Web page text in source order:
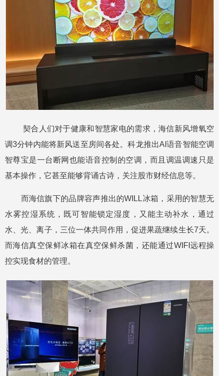
契合人们对于健康和智慧家电的需求，海信新风增氧空
调3分钟内能将新风送至房间各处。科龙推出AI语音智能空调
智尊宝是一台断网也能语音控制的空调，而且调温调速只是
基本操作，它甚至能够背诵古诗，关注股市财经信息等。
而海信旗下的品牌容声推出的WILL冰箱，采用的智慧无
水雾控湿系统，既可智能锁定湿度，又能主动补水，通过
水、光、离子，三位一体共同作用，促进果蔬继续生长7天。
而海信真空保鲜冰箱在真空保鲜杀菌，还能通过WIFI远程操
控实现食材的管理。